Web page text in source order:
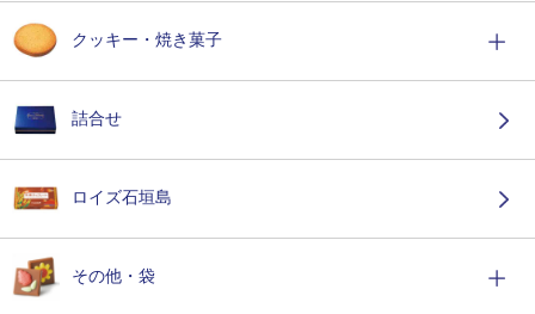
クッキー・焼き菓子
詰合せ
ロイズ石垣島
その他・袋